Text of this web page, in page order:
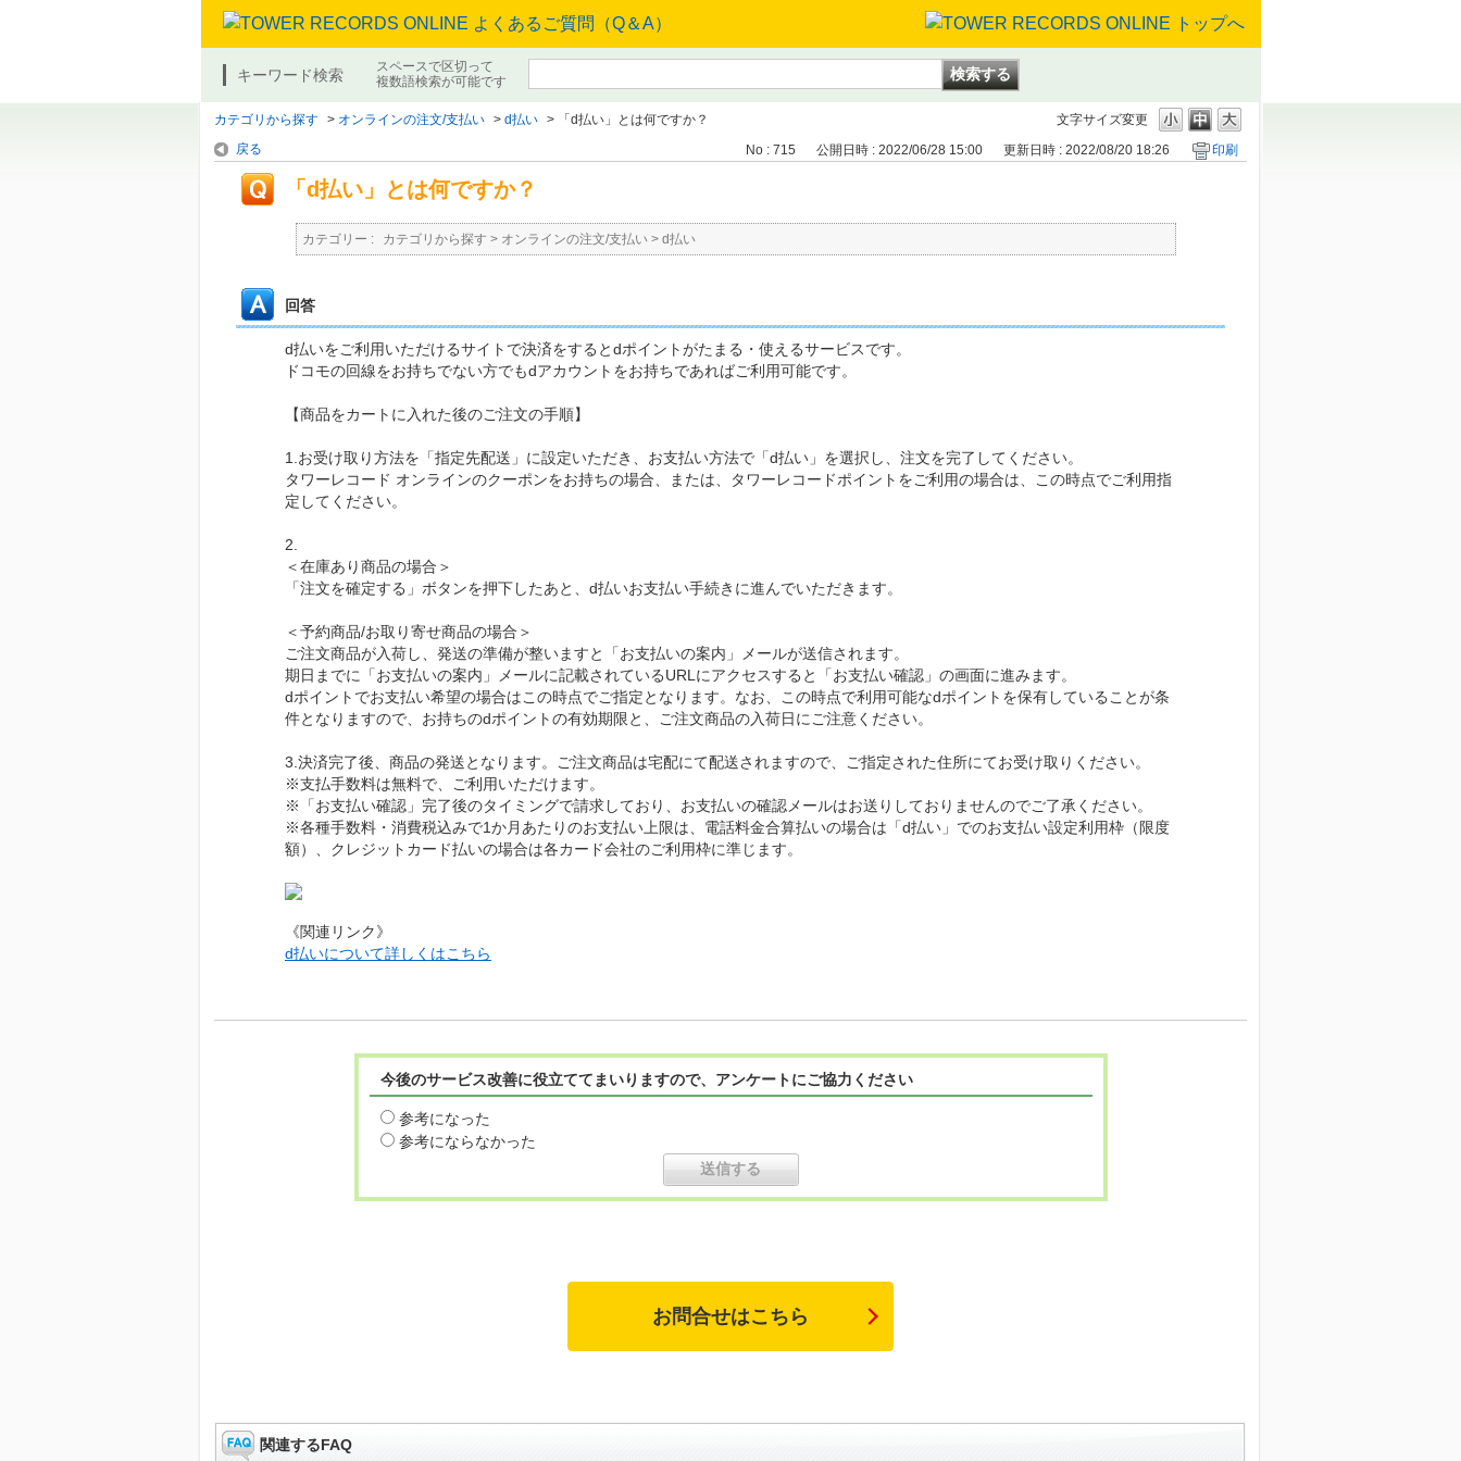
キーワード検索
スペースで区切って
複数語検索が可能です
文字サイズ変更
カテゴリから探す > オンラインの注文/支払い > d払い >
「d払い」とは何ですか？
戻る
No : 715 公開日時 : 2022/06/28 15:00 更新日時 : 2022/08/20 18:26 印刷
「d払い」とは何ですか？
カテゴリー : カテゴリから探す > オンラインの注文/支払い > d払い
回答
d払いをご利用いただけるサイトで決済をするとdポイントがたまる・使えるサービスです。
ドコモの回線をお持ちでない方でもdアカウントをお持ちであればご利用可能です。
【商品をカートに入れた後のご注文の手順】
1.お受け取り方法を「指定先配送」に設定いただき、お支払い方法で「d払い」を選択し、注文を完了してください。
タワーレコード オンラインのクーポンをお持ちの場合、または、タワーレコードポイントをご利用の場合は、この時点でご利用指
定してください。
2.
＜在庫あり商品の場合＞
「注文を確定する」ボタンを押下したあと、d払いお支払い手続きに進んでいただきます。
＜予約商品/お取り寄せ商品の場合＞
ご注文商品が入荷し、発送の準備が整いますと「お支払いの案内」メールが送信されます。
期日までに「お支払いの案内」メールに記載されているURLにアクセスすると「お支払い確認」の画面に進みます。
dポイントでお支払い希望の場合はこの時点でご指定となります。なお、この時点で利用可能なdポイントを保有していることが条
件となりますので、お持ちのdポイントの有効期限と、ご注文商品の入荷日にご注意ください。
3.決済完了後、商品の発送となります。ご注文商品は宅配にて配送されますので、ご指定された住所にてお受け取りください。
※支払手数料は無料で、ご利用いただけます。
※「お支払い確認」完了後のタイミングで請求しており、お支払いの確認メールはお送りしておりませんのでご了承ください。
※各種手数料・消費税込みで1か月あたりのお支払い上限は、電話料金合算払いの場合は「d払い」でのお支払い設定利用枠（限度
額）、クレジットカード払いの場合は各カード会社のご利用枠に準じます。
《関連リンク》
d払いについて詳しくはこちら
今後のサービス改善に役立ててまいりますので、アンケートにご協力ください
参考になった
参考にならなかった
お問合せはこちら
関連するFAQ